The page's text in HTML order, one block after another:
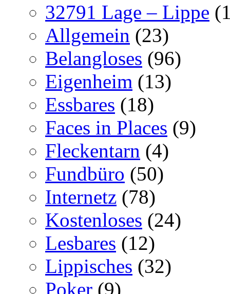
32791 Lage – Lippe
Allgemein (23)
Belangloses (96)
Eigenheim (13)
Essbares (18)
Faces in Places (9)
Fleckentarn (4)
Fundbüro (50)
Internetz (78)
Kostenloses (24)
Lesbares (12)
Lippisches (32)
Poker (9)